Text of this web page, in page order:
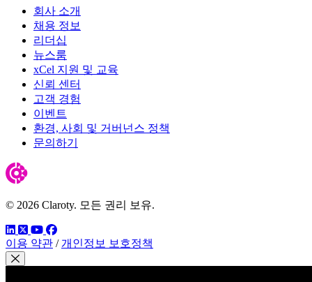
회사 소개
채용 정보
리더십
뉴스룸
xCel 지원 및 교육
신뢰 센터
고객 경험
이벤트
환경, 사회 및 거버넌스 정책
문의하기
© 2026 Claroty. 모든 권리 보유.
링크드인
트위터유튜브
페이스북
이용 약관 / 개인정보 보호정책
모달 닫기